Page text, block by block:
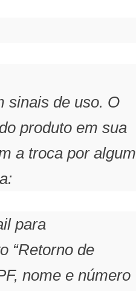
sinais de uso. O
produto em sua
a troca por algum
para
“Retorno de
nome e número